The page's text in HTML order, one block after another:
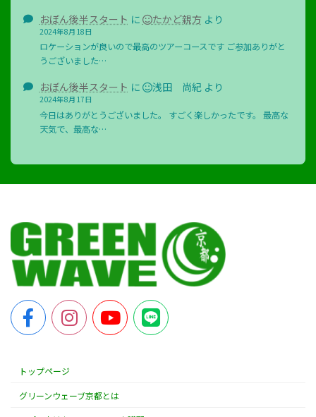
おぼん後半スタート に たかど親方より
2024年8月18日
ロケーションが良いので最高のツアーコースです ご参加ありがと
うございました…
おぼん後半スタート に 浅田 尚紀より
2024年8月17日
今日はありがとうございました。 すごく楽しかったです。 最高な
天気で、最高な…
トップページ
グリーンウェーブ京都とは